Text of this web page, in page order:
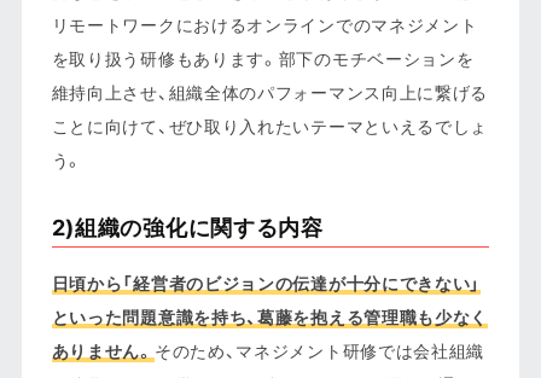
リモートワークにおけるオンラインでのマネジメント
を取り扱う研修もあります。部下のモチベーションを
維持向上させ、組織全体のパフォーマンス向上に繋げる
ことに向けて、ぜひ取り入れたいテーマといえるでしょ
う。
2)組織の強化に関する内容
日頃から「経営者のビジョンの伝達が十分にできない」
といった問題意識を持ち、葛藤を抱える管理職も少なく
ありません。 そのため、マネジメント研修では会社組織